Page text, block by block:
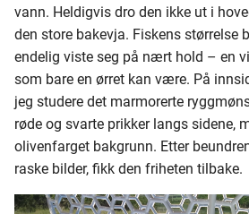
vann. Heldigvis dro den ikke ut i
den store bakevja. Fiskens størrelse
endelig viste seg på nært hold – en
som bare en ørret kan være. På
jeg studere det marmorerte
røde og svarte prikker langs sidene,
olivenfarget bakgrunn. Etter
raske bilder, fikk den friheten tilbake.